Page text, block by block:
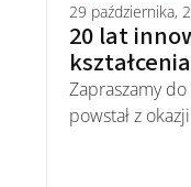
29 października,
20 lat
Zapraszamy
powstał z